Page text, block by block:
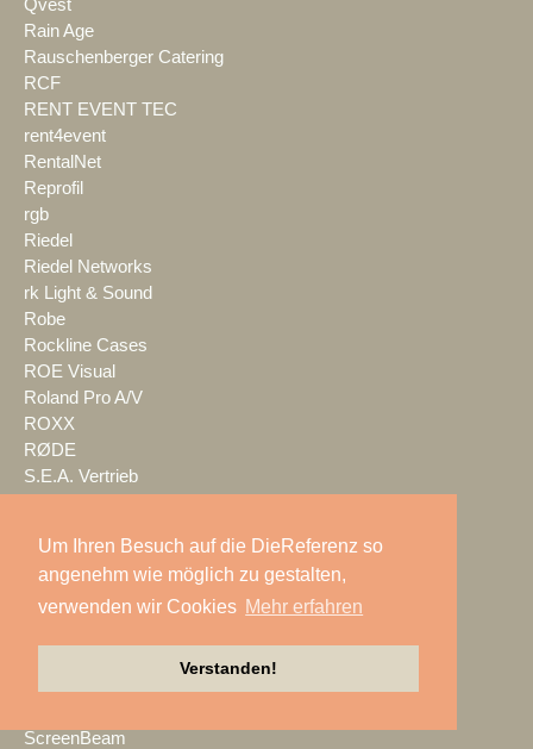
Um Ihren Besuch auf die DieReferenz so
angenehm wie möglich zu gestalten,
verwenden wir Cookies Mehr erfahren
Verstanden!
Qvest
Rain Age
Rauschenberger Catering
RCF
RENT EVENT TEC
rent4event
RentalNet
Reprofil
rgb
Riedel
Riedel Networks
rk Light & Sound
Robe
Rockline Cases
ROE Visual
Roland Pro A/V
ROXX
RØDE
S.E.A. Vertrieb
satis&fy
SCHACHZUG
Schallwerk Audiotechnik
Schnick-Schnack-Systems
ScreenBeam